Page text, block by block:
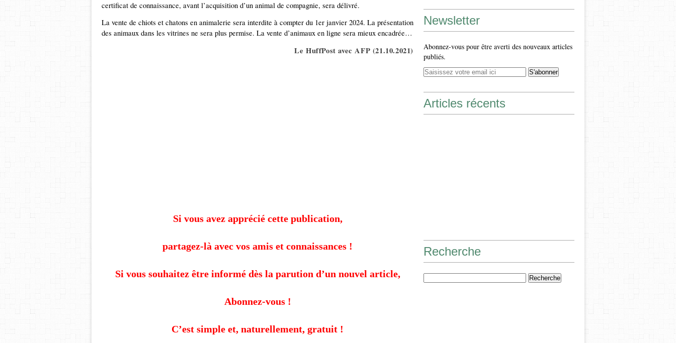
certificat de connaissance, avant l’acquisition d’un animal de compagnie, sera délivré.
La vente de chiots et chatons en animalerie sera interdite à compter du 1er janvier 2024. La présentation
des animaux dans les vitrines ne sera plus permise. La vente d’animaux en ligne sera mieux encadrée…
Le HuffPost avec AFP (21.10.2021)
Si vous avez apprécié cette publication,
partagez-là avec vos amis et connaissances !
Si vous souhaitez être informé dès la parution d’un nouvel article,
Abonnez-vous !
C’est simple et, naturellement, gratuit !
Newsletter
Abonnez-vous pour être averti des nouveaux articles
publiés.
Articles récents
Recherche